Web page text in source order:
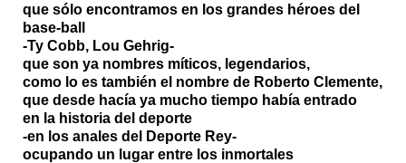
que sólo encontramos en los grandes héroes del
base-ball
-Ty Cobb, Lou Gehrig-
que son ya nombres míticos, legendarios,
como lo es también el nombre de Roberto Clemente,
que desde hacía ya mucho tiempo había entrado
en la historia del deporte
-en los anales del Deporte Rey-
ocupando un lugar entre los inmortales